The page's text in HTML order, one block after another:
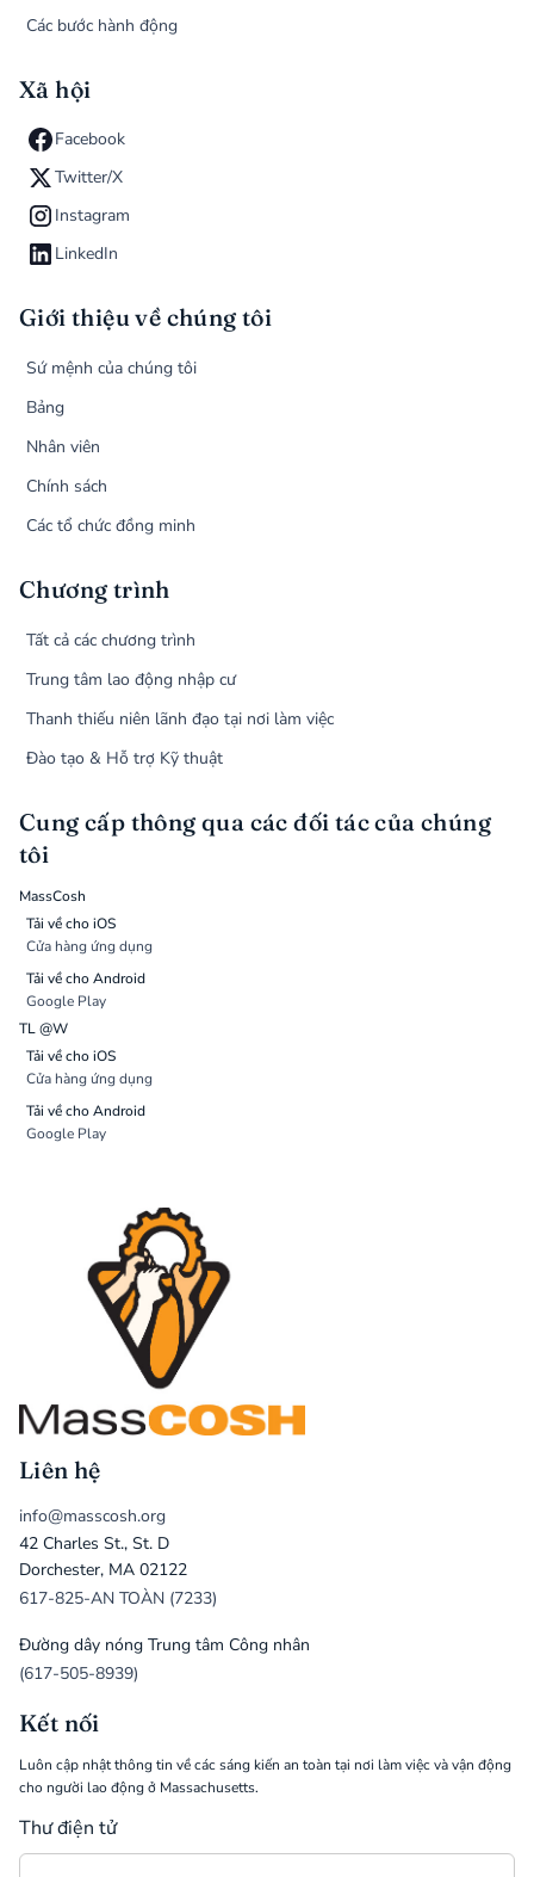
Các bước hành động
Xã hội
Facebook
Twitter/X
Instagram
LinkedIn
Giới thiệu về chúng tôi
Sứ mệnh của chúng tôi
Bảng
Nhân viên
Chính sách
Các tổ chức đồng minh
Chương trình
Tất cả các chương trình
Trung tâm lao động nhập cư
Thanh thiếu niên lãnh đạo tại nơi làm việc
Đào tạo & Hỗ trợ Kỹ thuật
Cung cấp thông qua các đối tác của chúng
tôi
MassCosh
Tải về cho iOS
Cửa hàng ứng dụng
Tải về cho Android
Google Play
TL @W
Tải về cho iOS
Cửa hàng ứng dụng
Tải về cho Android
Google Play
Liên hệ
info@masscosh.org
42 Charles St., St. D
Dorchester, MA 02122
617-825-AN TOÀN (7233)
Đường dây nóng Trung tâm Công nhân
(617-505-8939)
Kết nối
Luôn cập nhật thông tin về các sáng kiến an toàn tại nơi làm việc và vận động
cho người lao động ở Massachusetts.
Thư điện tử